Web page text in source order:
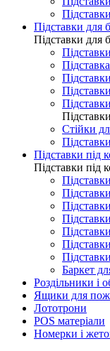
Підставки для
Підставки для
Стійки
Підставки під
Підставки під
Баркет
Роздільники і
Ящики для
Лототрони
POS матеріали
Номерки і